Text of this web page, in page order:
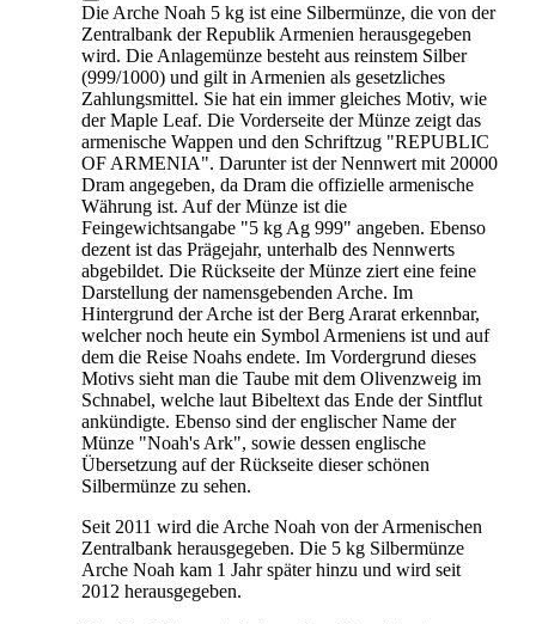
Die Arche Noah 5 kg ist eine Silbermünze, die von der
Zentralbank der Republik Armenien herausgegeben
wird. Die Anlagemünze besteht aus reinstem Silber
(999/1000) und gilt in Armenien als gesetzliches
Zahlungsmittel. Sie hat ein immer gleiches Motiv, wie
der Maple Leaf. Die Vorderseite der Münze zeigt das
armenische Wappen und den Schriftzug "REPUBLIC
OF ARMENIA". Darunter ist der Nennwert mit 20000
Dram angegeben, da Dram die offizielle armenische
Währung ist. Auf der Münze ist die
Feingewichtsangabe "5 kg Ag 999" angeben. Ebenso
dezent ist das Prägejahr, unterhalb des Nennwerts
abgebildet. Die Rückseite der Münze ziert eine feine
Darstellung der namensgebenden Arche. Im
Hintergrund der Arche ist der Berg Ararat erkennbar,
welcher noch heute ein Symbol Armeniens ist und auf
dem die Reise Noahs endete. Im Vordergrund dieses
Motivs sieht man die Taube mit dem Olivenzweig im
Schnabel, welche laut Bibeltext das Ende der Sintflut
ankündigte. Ebenso sind der englischer Name der
Münze "Noah's Ark", sowie dessen englische
Übersetzung auf der Rückseite dieser schönen
Silbermünze zu sehen.
Seit 2011 wird die Arche Noah von der Armenischen
Zentralbank herausgegeben. Die 5 kg Silbermünze
Arche Noah kam 1 Jahr später hinzu und wird seit
2012 herausgegeben.